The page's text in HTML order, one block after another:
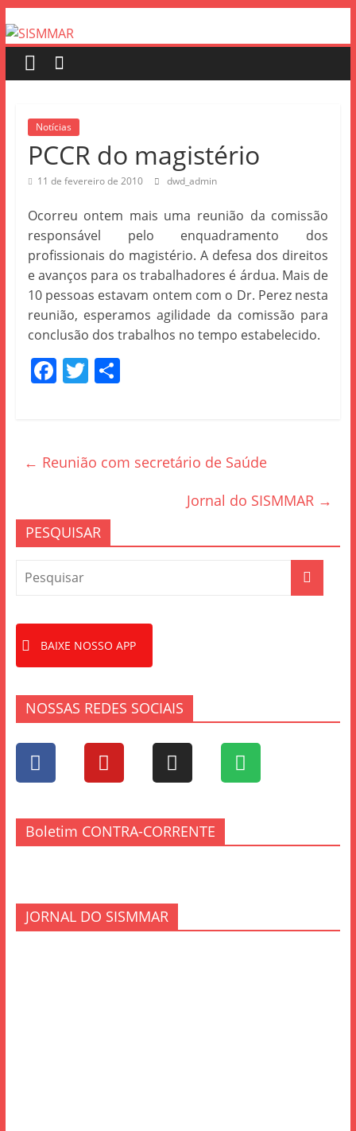
Notícias
PCCR do magistério
11 de fevereiro de 2010 dwd_admin
Ocorreu ontem mais uma reunião da comissão
responsável pelo enquadramento dos
profissionais do magistério. A defesa dos direitos
e avanços para os trabalhadores é árdua. Mais de
10 pessoas estavam ontem com o Dr. Perez nesta
reunião, esperamos agilidade da comissão para
conclusão dos trabalhos no tempo estabelecido.
F
b
o
k
T S
← Reunião com secretário de Saúde
Jornal do SISMMAR →
PESQUISAR
BAIXE NOSSO APP
NOSSAS REDES SOCIAIS
Boletim CONTRA-CORRENTE
JORNAL DO SISMMAR